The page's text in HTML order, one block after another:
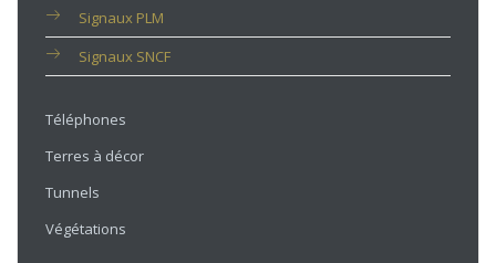
Signaux PLM
Signaux SNCF
Téléphones
Terres à décor
Tunnels
Végétations